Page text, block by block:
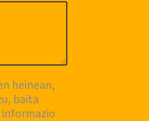
heinean,
baita